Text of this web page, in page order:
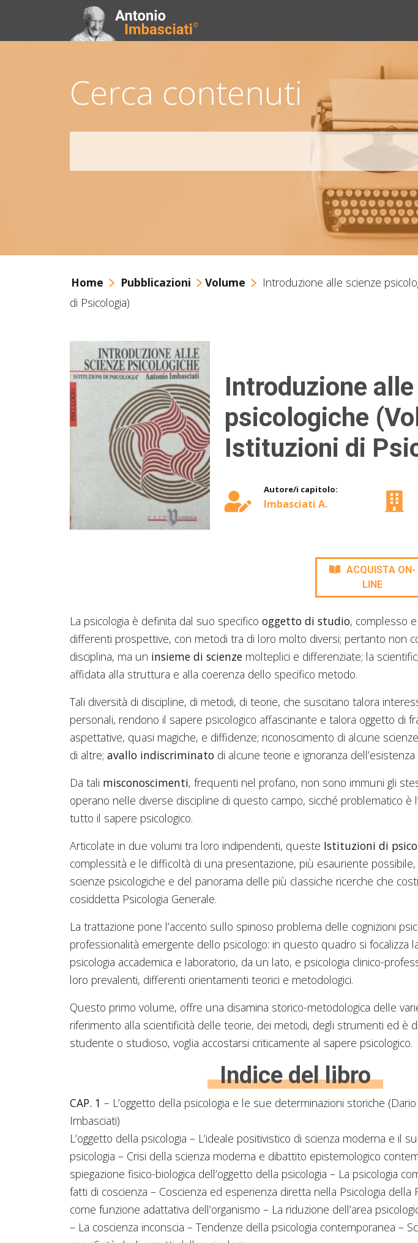
Cerca contenuti
Home Pubblicazioni Volume
Introduzione alle scienze
di Psicologia)
Introduzione
psicologiche
Istituzioni di
Autore/i capitolo:
Imbasciati A.
ACQUISTA ON-
LINE
La psicologia è definita dal suo specifico oggetto di studio, complesso
differenti prospettive, con metodi tra di loro molto diversi; pertanto non
disciplina, ma un insieme di scienze molteplici e differenziate; la
affidata alla struttura e alla coerenza dello specifico metodo.
Tali diversità di discipline, di metodi, di teorie, che suscitano talora
personali, rendono il sapere psicologico affascinante e talora oggetto di
aspettative, quasi magiche, e diffidenze; riconoscimento di alcune
di altre; avallo indiscriminato di alcune teorie e ignoranza dell’esistenza
Da tali misconoscimenti, frequenti nel profano, non sono immuni gli
operano nelle diverse discipline di questo campo, sicché problematico è
tutto il sapere psicologico.
Articolate in due volumi tra loro indipendenti, queste Istituzioni di
complessità e le difficoltà di una presentazione, più esauriente
scienze psicologiche e del panorama delle più classiche ricerche che
cosiddetta Psicologia Generale.
La trattazione pone l’accento sullo spinoso problema delle cognizioni
professionalità emergente dello psicologo: in questo quadro si focalizza
psicologia accademica e laboratorio, da un lato, e psicologia clinico-
loro prevalenti, differenti orientamenti teorici e metodologici.
Questo primo volume, offre una disamina storico-metodologica delle
riferimento alla scientificità delle teorie, dei metodi, degli strumenti ed è
studente o studioso, voglia accostarsi criticamente al sapere psicologico.
Indice del libro
CAP. 1 – L’oggetto della psicologia e le sue determinazioni storiche
Imbasciati)
L’oggetto della psicologia – L’ideale positivistico di scienza moderna e il
psicologia – Crisi della scienza moderna e dibattito epistemologico
spiegazione fisico-biologica dell’oggetto della psicologia – La psicologia
fatti di coscienza – Coscienza ed esperienza diretta nella Psicologia della
come funzione adattativa dell’organismo – La riduzione dell’area
– La coscienza inconscia – Tendenze della psicologia contemporanea –